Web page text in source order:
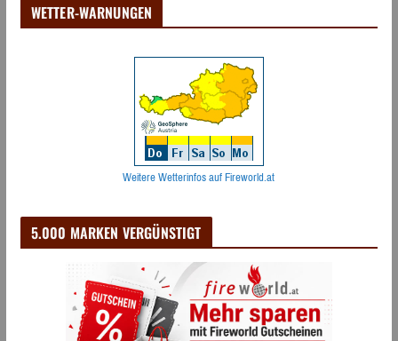
WETTER-WARNUNGEN
Weitere Wetterinfos auf Fireworld.at
5.000 MARKEN VERGÜNSTIGT